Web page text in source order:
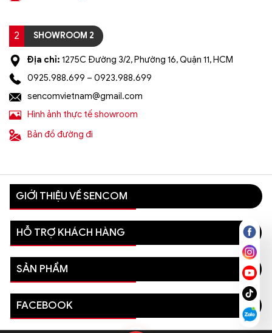
2 SHOWROOM 2
Địa chỉ: 1275C Đường 3/2, Phường 16, Quận 11, HCM
0925.988.699 – 0923.988.699
sencomvietnam@gmail.com
Hình ảnh thực tế showroom
Bản đồ đường đi
GIỚI THIỆU VỀ SENCOM
HỖ TRỢ KHÁCH HÀNG
SẢN PHẨM
FACEBOOK